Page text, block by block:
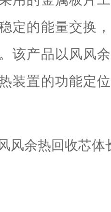
定的能量交换
该产品以风风
装置的功能定